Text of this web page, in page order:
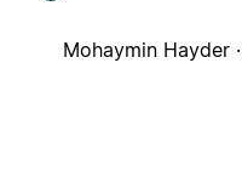
Mohaymin Hayder ·